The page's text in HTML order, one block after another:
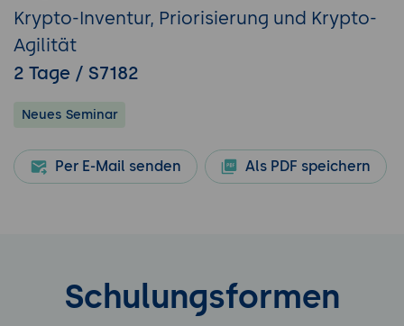
Krypto-Inventur, Priorisierung und Krypto-
Agilität
2 Tage / S7182
Neues Seminar
Per E-Mail senden Als PDF speichern
Schulungsformen